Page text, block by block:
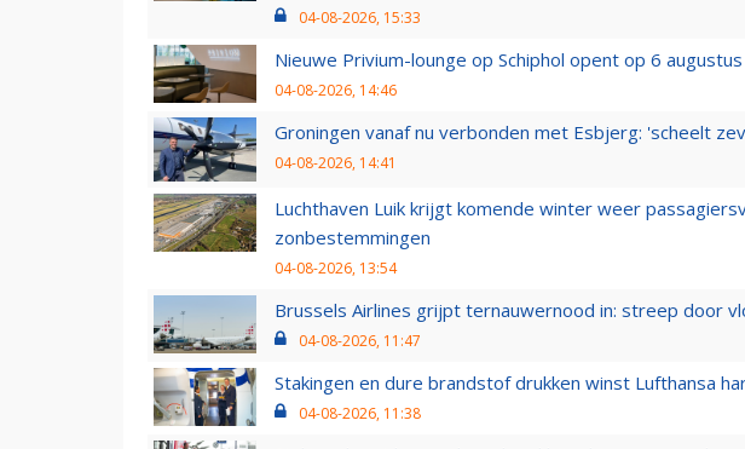
04-08-2026, 15:33
Nieuwe Privium-lounge op Schiphol opent op 6
04-08-2026, 14:46
Groningen vanaf nu verbonden met Esbjerg: 'scheelt
04-08-2026, 14:41
Luchthaven Luik krijgt komende winter weer
zonbestemmingen
04-08-2026, 13:54
Brussels Airlines grijpt ternauwernood in: streep door
04-08-2026, 11:47
Stakingen en dure brandstof drukken winst Lufthansa
04-08-2026, 11:38